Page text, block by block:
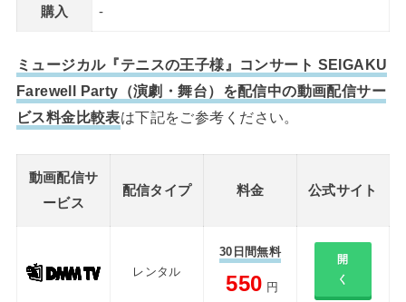
購入 -
ミュージカル『テニスの王子様』コンサート SEIGAKU
Farewell Party（演劇・舞台）を配信中の動画配信サー
ビス料金比較表は下記をご参考ください。
動画配信サ
ービス
配信タイプ 料金 公式サイト
レンタル
30日間無料
550 円
開
く